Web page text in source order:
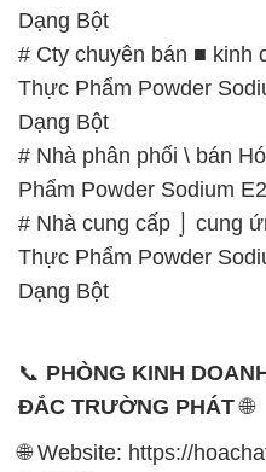
Dạng Bột
# Cty chuyên bán ■ kinh
Thực Phẩm Powder
Dạng Bột
# Nhà phân phối \ bán
Phẩm Powder Sodium
# Nhà cung cấp ⌡ cung
Thực Phẩm Powder
Dạng Bột
📞 PHÒNG KINH
ĐẮC TRƯỜNG PHÁT🌐
🌐 Website: https://